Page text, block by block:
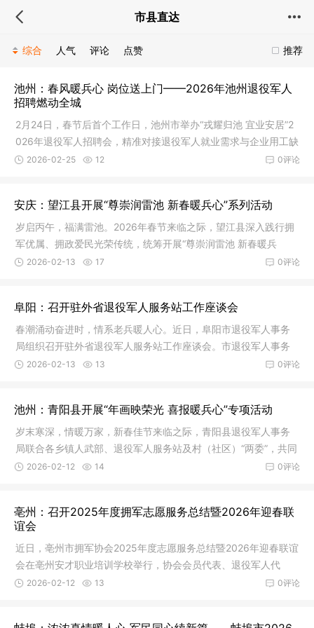
市县直达
推荐
综合 人气 评论 点赞
池州：春风暖兵心 岗位送上门——2026年池州退役军人
招聘燃动全城
2月24日，春节后首个工作日，池州市举办“戎耀归池 宜业安居”2
026年退役军人招聘会，精准对接退役军人就业需求与企业用工缺
口，
0评论
2026-02-25 12
安庆：望江县开展“尊崇润雷池 新春暖兵心”系列活动
岁启丙午，福满雷池。2026年春节来临之际，望江县深入践行拥
军优属、拥政爱民光荣传统，统筹开展“尊崇润雷池 新春暖兵
心”系列
0评论
2026-02-13 17
阜阳：召开驻外省退役军人服务站工作座谈会
春潮涌动奋进时，情系老兵暖人心。近日，阜阳市退役军人事务
局组织召开驻外省退役军人服务站工作座谈会。市退役军人事务
局主要负
0评论
2026-02-13 13
池州：青阳县开展“年画映荣光 喜报暖兵心”专项活动
岁末寒深，情暖万家，新春佳节来临之际，青阳县退役军人事务
局联合各乡镇人武部、退役军人服务站及村（社区）“两委”，共同
开展
0评论
2026-02-12 14
亳州：召开2025年度拥军志愿服务总结暨2026年迎春联
谊会
近日，亳州市拥军协会2025年度志愿服务总结暨2026年迎春联谊
会在亳州安才职业培训学校举行，协会会员代表、退役军人代
表、拥军企
0评论
2026-02-12 13